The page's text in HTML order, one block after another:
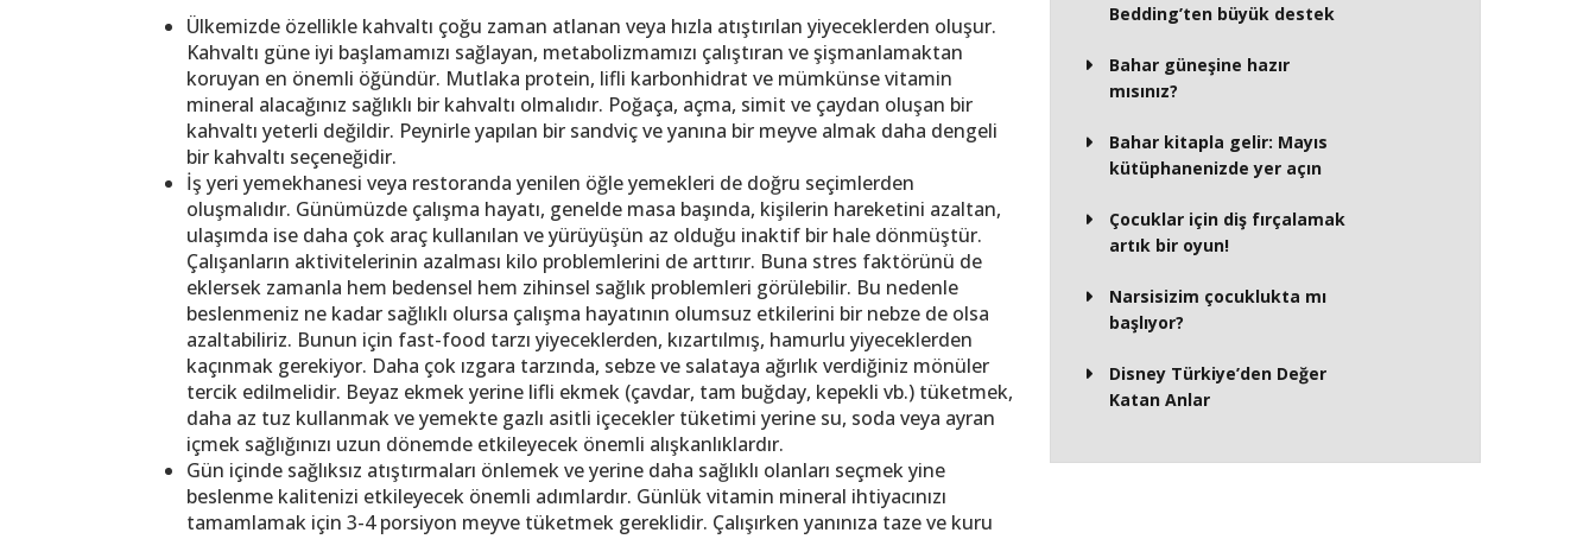
Ülkemizde özellikle kahvaltı çoğu zaman atlanan veya hızla atıştırılan yiyeceklerden oluşur.
Kahvaltı güne iyi başlamamızı sağlayan, metabolizmamızı çalıştıran ve şişmanlamaktan
koruyan en önemli öğündür. Mutlaka protein, lifli karbonhidrat ve mümkünse vitamin
mineral alacağınız sağlıklı bir kahvaltı olmalıdır. Poğaça, açma, simit ve çaydan oluşan bir
kahvaltı yeterli değildir. Peynirle yapılan bir sandviç ve yanına bir meyve almak daha dengeli
bir kahvaltı seçeneğidir.
İş yeri yemekhanesi veya restoranda yenilen öğle yemekleri de doğru seçimlerden
oluşmalıdır. Günümüzde çalışma hayatı, genelde masa başında, kişilerin hareketini azaltan,
ulaşımda ise daha çok araç kullanılan ve yürüyüşün az olduğu inaktif bir hale dönmüştür.
Çalışanların aktivitelerinin azalması kilo problemlerini de arttırır. Buna stres faktörünü de
eklersek zamanla hem bedensel hem zihinsel sağlık problemleri görülebilir. Bu nedenle
beslenmeniz ne kadar sağlıklı olursa çalışma hayatının olumsuz etkilerini bir nebze de olsa
azaltabiliriz. Bunun için fast-food tarzı yiyeceklerden, kızartılmış, hamurlu yiyeceklerden
kaçınmak gerekiyor. Daha çok ızgara tarzında, sebze ve salataya ağırlık verdiğiniz mönüler
tercik edilmelidir. Beyaz ekmek yerine lifli ekmek (çavdar, tam buğday, kepekli vb.) tüketmek,
daha az tuz kullanmak ve yemekte gazlı asitli içecekler tüketimi yerine su, soda veya ayran
içmek sağlığınızı uzun dönemde etkileyecek önemli alışkanlıklardır.
Gün içinde sağlıksız atıştırmaları önlemek ve yerine daha sağlıklı olanları seçmek yine
beslenme kalitenizi etkileyecek önemli adımlardır. Günlük vitamin mineral ihtiyacınızı
tamamlamak için 3-4 porsiyon meyve tüketmek gereklidir. Çalışırken yanınıza taze ve kuru
Bedding’ten büyük destek
Bahar güneşine hazır
mısınız?
Bahar kitapla gelir: Mayıs
kütüphanenizde yer açın
Çocuklar için diş fırçalamak
artık bir oyun!
Narsisizim çocuklukta mı
başlıyor?
Disney Türkiye’den Değer
Katan Anlar